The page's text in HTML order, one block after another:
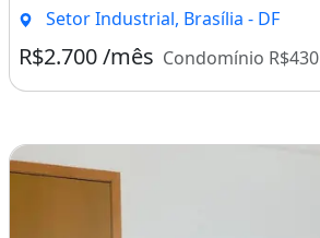
Setor Industrial, Brasília - DF
R$2.700 /mês Condomínio R$430